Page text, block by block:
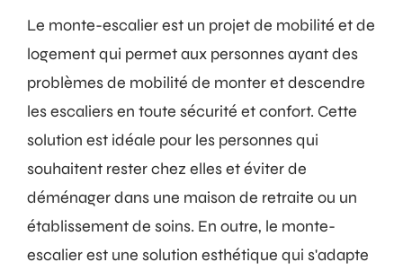
Le monte-escalier est un projet de mobilité et de
logement qui permet aux personnes ayant des
problèmes de mobilité de monter et descendre
les escaliers en toute sécurité et confort. Cette
solution est idéale pour les personnes qui
souhaitent rester chez elles et éviter de
déménager dans une maison de retraite ou un
établissement de soins. En outre, le monte-
escalier est une solution esthétique qui s'adapte